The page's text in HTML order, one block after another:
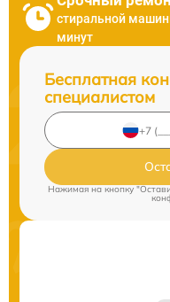
стиральной
минут
Бесплатная
специалистом
Нажимая на кнопку